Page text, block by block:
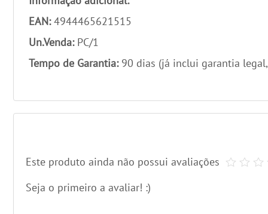
EAN:4944465621515
Un.Venda: PC/1
Tempo de Garantia: 90 dias (já inclui garantia legal,
Este produto ainda não possui avaliações
Seja o primeiro a avaliar! :)